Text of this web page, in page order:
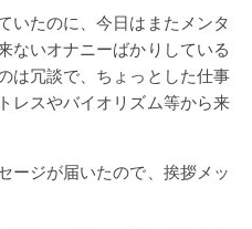
いたのに、今日はまたメンタ
ないオナニーばかりしている
は冗談で、ちょっとした仕事
レスやバイオリズム等から来
ージが届いたので、挨拶メッ